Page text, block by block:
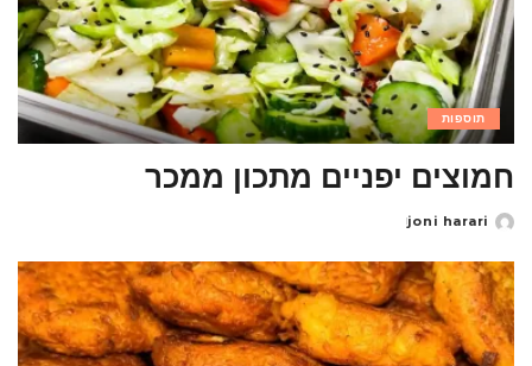
תוספות
חמוצים יפניים מתכון ממכר
Posted
joni harari